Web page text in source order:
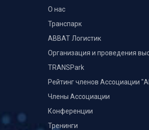
О нас
Транспарк
ABBAT Логистик
Организация и проведения
TRANSPark
Рейтинг членов Ассоциации
Члены Ассоциации
Конференции
Тренинги